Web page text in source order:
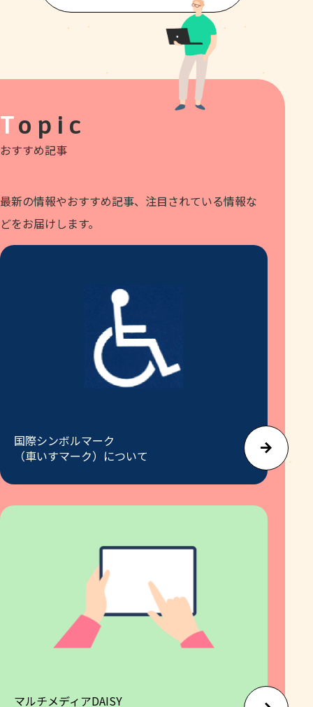
Topic
おすすめ記事
最新の情報やおすすめ記事、注目されている情報な
どをお届けします。
国際シンボルマーク
（車いすマーク）について
マルチメディアDAISY